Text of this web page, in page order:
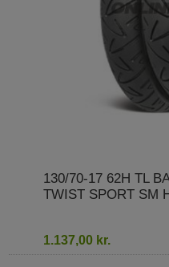
130/70-17 62H TL
TWIST SPORT SM
1.137,00 kr.